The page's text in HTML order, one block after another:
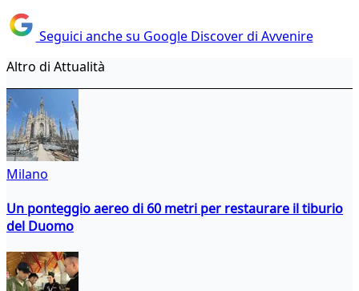
Seguici anche su Google Discover di Avvenire
Altro di Attualità
Milano
Un ponteggio aereo di 60 metri per restaurare il tiburio
del Duomo